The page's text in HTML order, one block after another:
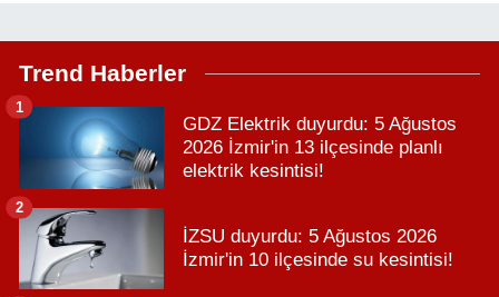
Trend Haberler
GDZ Elektrik duyurdu: 5 Ağustos
2026 İzmir'in 13 ilçesinde planlı
elektrik kesintisi!
1
İZSU duyurdu: 5 Ağustos 2026
İzmir'in 10 ilçesinde su kesintisi!
2